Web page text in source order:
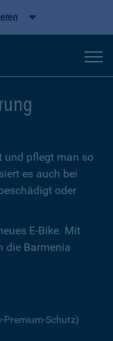
und pflegt man so
es auch bei
oder
E-Bike. Mit
die Barmenia
Premium-Schutz)